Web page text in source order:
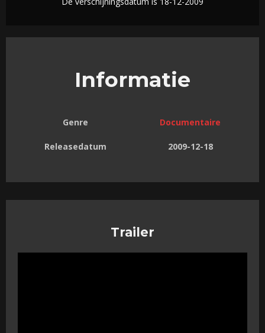
Informatie
Genre Documentaire
Releasedatum 2009-12-18
Trailer